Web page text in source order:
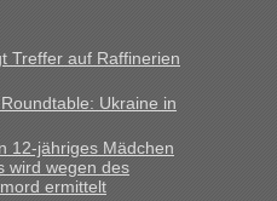
ich hier richtig bin mit meiner
mit gebrauchter
in die Ukraine
Kleidung...“
Treffer auf Raffinerien
Ukraine in
12-jähriges Mädchen
wird wegen des
ermittelt